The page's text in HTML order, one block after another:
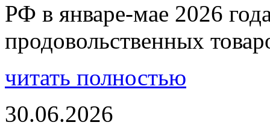
РФ в январе-мае 2026
продовольственных
читать полностью
30.06.2026